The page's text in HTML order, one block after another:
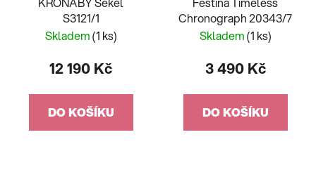
S3121/1
Skladem(1 ks)
12 190 Kč
DO KOŠÍKU
Chronograph 20343/7
Skladem(1 ks)
3 490 Kč
DO KOŠÍKU